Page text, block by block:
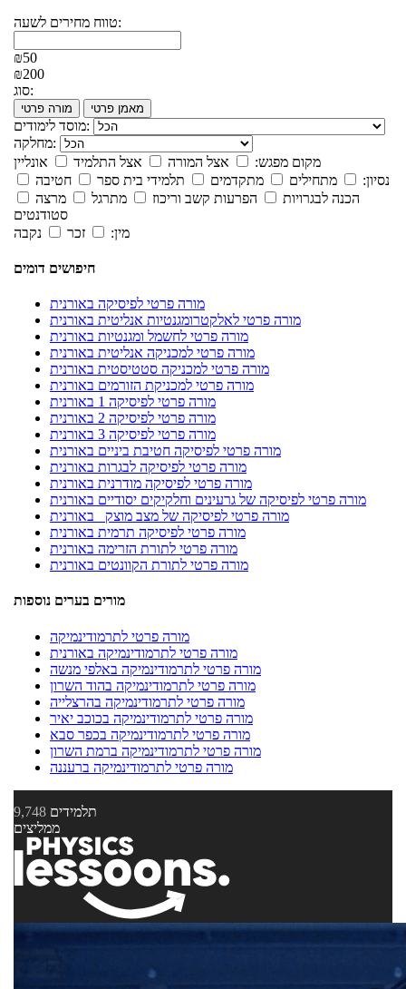
טווח מחירים לשעה:
₪50
₪200
סוג:
מורה פרטי מאמן פרטי
מוסד לימודים:
מחלקה:
מקום מפגש:
אצל המורה אצל התלמיד
אונליין
נסיון:
מתחילים מתקדמים תלמידי בית ספר
חטיבה
הכנה לבגרויות
הפרעות קשב וריכוז מתרגל
מרצה
סטודנטים
מין:
זכר נקבה
חיפושים דומים
מורה פרטי לפיסיקה באורנית
מורה פרטי לאלקטרומגנטיות אנליטית באורנית
מורה פרטי לחשמל ומגנטיות באורנית
מורה פרטי למכניקה אנליטית באורנית
מורה פרטי למכניקה סטטיסטית באורנית
מורה פרטי למכניקת הזורמים באורנית
מורה פרטי לפיסיקה 1 באורנית
מורה פרטי לפיסיקה 2 באורנית
מורה פרטי לפיסיקה 3 באורנית
מורה פרטי לפיסיקה חטיבת ביניים באורנית
מורה פרטי לפיסיקה לבגרות באורנית
מורה פרטי לפיסיקה מודרנית באורנית
מורה פרטי לפיסיקה של גרעינים וחלקיקים יסודיים באורנית
מורה פרטי לפיסיקה של מצב מוצק באורנית
מורה פרטי לפיסיקה תרמית באורנית
מורה פרטי לתורת הזרימה באורנית
מורה פרטי לתורת הקוונטים באורנית
מורים בערים נוספות
מורה פרטי לתרמודינמיקה
מורה פרטי לתרמודינמיקה באורנית
מורה פרטי לתרמודינמיקה באלפי מנשה
מורה פרטי לתרמודינמיקה בהוד השרון
מורה פרטי לתרמודינמיקה בהרצלייה
מורה פרטי לתרמודינמיקה בכוכב יאיר
מורה פרטי לתרמודינמיקה בכפר סבא
מורה פרטי לתרמודינמיקה ברמת השרון
מורה פרטי לתרמודינמיקה ברעננה
9,748 תלמידים
ממליצים